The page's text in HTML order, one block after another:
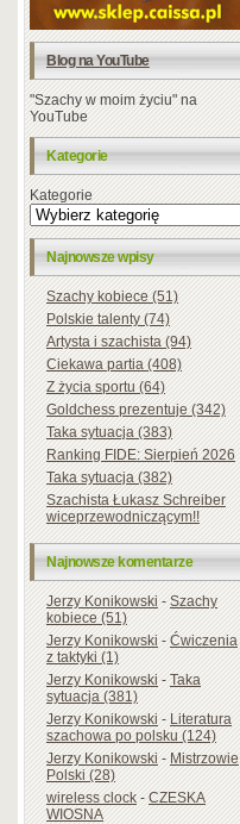
Blog na YouTube
"Szachy w moim życiu" na
YouTube
Kategorie
Kategorie
Najnowsze wpisy
Szachy kobiece (51)
Polskie talenty (74)
Artysta i szachista (94)
Ciekawa partia (408)
Z życia sportu (64)
Goldchess prezentuje (342)
Taka sytuacja (383)
Ranking FIDE: Sierpień 2026
Taka sytuacja (382)
Szachista Łukasz Schreiber
wiceprzewodniczącym!!
Najnowsze komentarze
Jerzy Konikowski-Szachy
kobiece (51)
Jerzy Konikowski-Ćwiczenia
z taktyki (1)
Jerzy Konikowski-Taka
sytuacja (381)
Jerzy Konikowski-Literatura
szachowa po polsku (124)
Jerzy Konikowski-Mistrzowie
Polski (28)
wireless clock-CZESKA
WIOSNA